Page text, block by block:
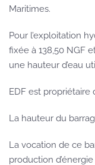
Maritimes.
Pour l’exploitation
fixée à 138,50 NGF
une hauteur d’eau
EDF est propriétaire
La hauteur du
La vocation de ce
production